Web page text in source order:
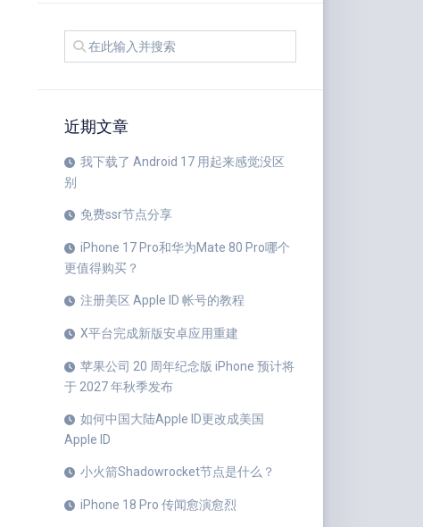
近期文章
我下载了 Android 17 用起来感觉没区
别
免费ssr节点分享
iPhone 17 Pro和华为Mate 80 Pro哪个
更值得购买？
注册美区 Apple ID 帐号的教程
X平台完成新版安卓应用重建
苹果公司 20 周年纪念版 iPhone 预计将
于 2027 年秋季发布
如何中国大陆Apple ID更改成美国
Apple ID
小火箭Shadowrocket节点是什么？
iPhone 18 Pro 传闻愈演愈烈